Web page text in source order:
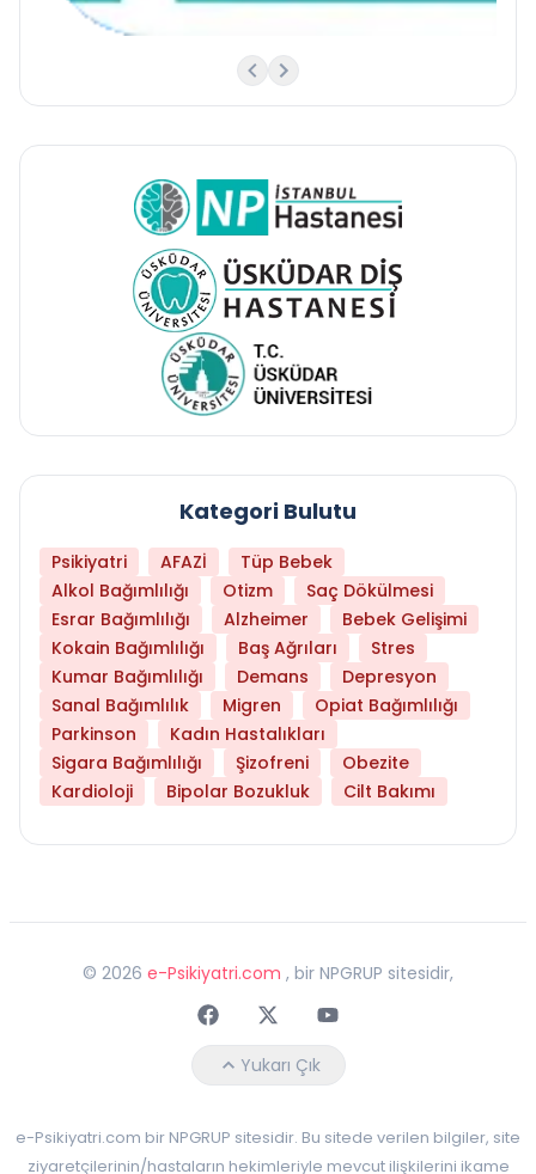
Kategori Bulutu
Psikiyatri AFAZİ
Tüp Bebek
Alkol Bağımlılığı
Otizm
Saç Dökülmesi
Esrar Bağımlılığı
Alzheimer
Bebek Gelişimi
Kokain Bağımlılığı
Baş Ağrıları
Stres
Kumar Bağımlılığı
Demans
Depresyon
Sanal Bağımlılık
Migren
Opiat Bağımlılığı
Parkinson
Kadın Hastalıkları
Sigara Bağımlılığı
Şizofreni
Obezite
Kardioloji
Bipolar Bozukluk Cilt Bakımı
© 2026 e-Psikiyatri.com , bir NPGRUP sitesidir,
FaceebokTwitterYoutube
Yukarı Çık
e-Psikiyatri.com bir NPGRUP sitesidir. Bu sitede verilen bilgiler, site
ziyaretçilerinin/hastaların hekimleriyle mevcut ilişkilerini ikame